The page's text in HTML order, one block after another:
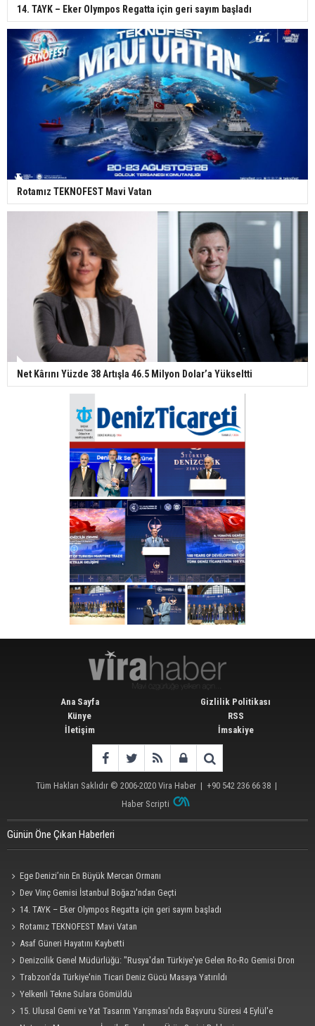
14. TAYK – Eker Olympos Regatta için geri sayım başladı
Rotamız TEKNOFEST Mavi Vatan
Net Kârını Yüzde 38 Artışla 46.5 Milyon Dolar’a Yükseltti
Ana Sayfa
Künye
İletişim
Gizlilik Politikası
RSS
İmsakiye
Tüm Hakları Saklıdır © 2006-2020 Vira Haber | +90 542 236 66 38 |
Haber Scripti
Günün Öne Çıkan Haberleri
Ege Denizi’nin En Büyük Mercan Ormanı
Dev Vinç Gemisi İstanbul Boğazı'ndan Geçti
14. TAYK – Eker Olympos Regatta için geri sayım başladı
Rotamız TEKNOFEST Mavi Vatan
Asaf Güneri Hayatını Kaybetti
Denizcilik Genel Müdürlüğü: "Rusya'dan Türkiye'ye Gelen Ro-Ro Gemisi Dron
Saldırısına Uğradı"
Trabzon'da Türkiye'nin Ticari Deniz Gücü Masaya Yatırıldı
Yelkenli Tekne Sulara Gömüldü
15. Ulusal Gemi ve Yat Tasarım Yarışması'nda Başvuru Süresi 4 Eylül'e